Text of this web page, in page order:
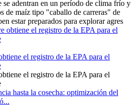
se adentran en un período de clima frío y
de maíz tipo "caballo de carreras" de
estar preparados para explorar agres
el registro de la EPA para el
el registro de la EPA para el